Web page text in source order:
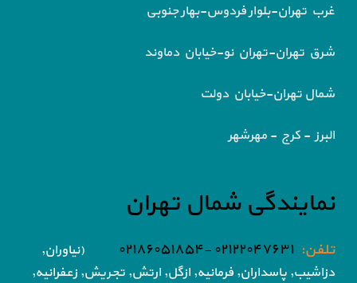
غرب تهران-بلوار فردوس-بهار جنوبی
شرق تهران-تهران نو-خیابان دماوند
شمال تهران-خیابان دولت
البرز - کرج - مهرشهر
نمایندگی شمال تهران
تلفن: ۰۲۱۲۲۰۴۷۶۳۱ -۰۲۱۸۶۰۵۱۸۵۴
(نیاوران,
دزاشیب, پاسداران, فرمانیه, ازگل, ارتش, تجریش, زعفرانیه,